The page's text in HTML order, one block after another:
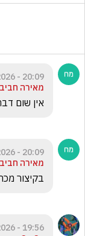
20:09 - 11.06.2026
מאירה חביב
אין שום
20:09 - 11.06.2026
מאירה חביב
בקיצור
19:56 - 11.06.2026